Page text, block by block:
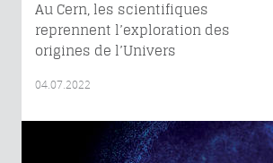
Au Cern, les scientifiques
reprennent l’exploration des
origines de l’Univers
04.07.2022